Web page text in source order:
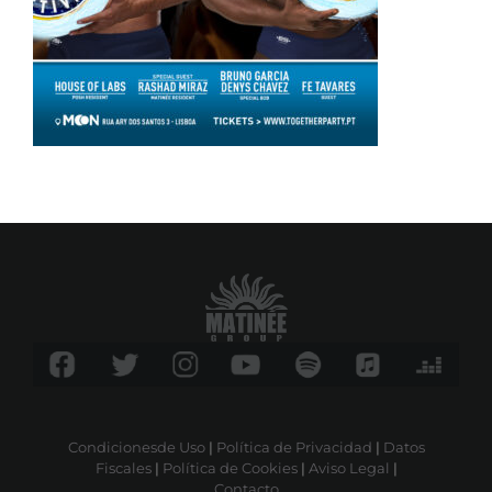
Condicionesde Uso| Política de Privacidad | Datos
Fiscales| Política de Cookies| Aviso Legal |